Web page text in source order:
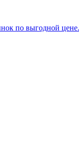
по выгодной